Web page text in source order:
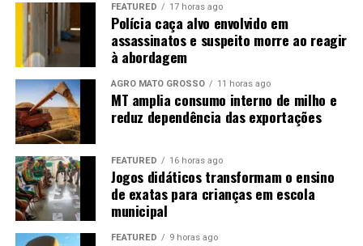
Referências bibliográficas.
IRGA. Soja em rotação com arroz. 2023. Disponível em:
< https://irga.rs.gov.br/soja >, acesso: 01/07/2026
RIBAS, G. G. et al. Assessing yield and economic impact
of introducing soybean to the lowland rice system in
southern Brazil. Agricultural Systems, v. 188, p. 103036,
2021. Disponível em: <
https://www.sciencedirect.com/science/article/abs/pii/
via%3Dihub >, acceso: 01/07/2026
TAGLIAPIETRA, E. L. et al. Biophysical and management
FEATURED 17 horas ago
Polícia caça alvo envolvido em
assassinatos e suspeito morre ao reagir
à abordagem
AGRO MATO GROSSO 11 horas ago
MT amplia consumo interno de milho e
reduz dependência das exportações
FEATURED 16 horas ago
Jogos didáticos transformam o ensino
de exatas para crianças em escola
municipal
FEATURED 9 horas ago